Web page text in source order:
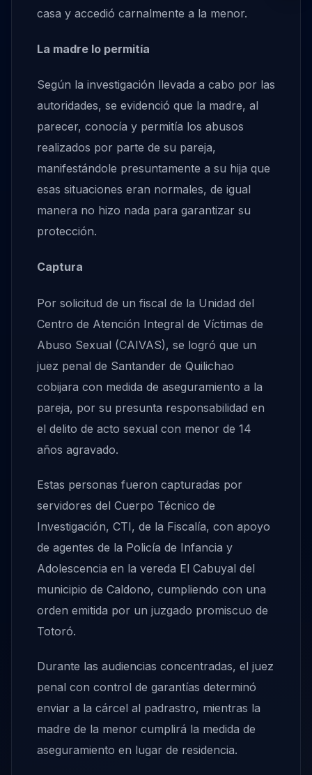
casa y accedió carnalmente a la menor.
La madre lo permitía
Según la investigación llevada a cabo por las
autoridades, se evidenció que la madre, al
parecer, conocía y permitía los abusos
realizados por parte de su pareja,
manifestándole presuntamente a su hija que
esas situaciones eran normales, de igual
manera no hizo nada para garantizar su
protección.
Captura
Por solicitud de un fiscal de la Unidad del
Centro de Atención Integral de Víctimas de
Abuso Sexual (CAIVAS), se logró que un
juez penal de Santander de Quilichao
cobijara con medida de aseguramiento a la
pareja, por su presunta responsabilidad en
el delito de acto sexual con menor de 14
años agravado.
Estas personas fueron capturadas por
servidores del Cuerpo Técnico de
Investigación, CTI, de la Fiscalía, con apoyo
de agentes de la Policía de Infancia y
Adolescencia en la vereda El Cabuyal del
municipio de Caldono, cumpliendo con una
orden emitida por un juzgado promiscuo de
Totoró.
Durante las audiencias concentradas, el juez
penal con control de garantías determinó
enviar a la cárcel al padrastro, mientras la
madre de la menor cumplirá la medida de
aseguramiento en lugar de residencia.